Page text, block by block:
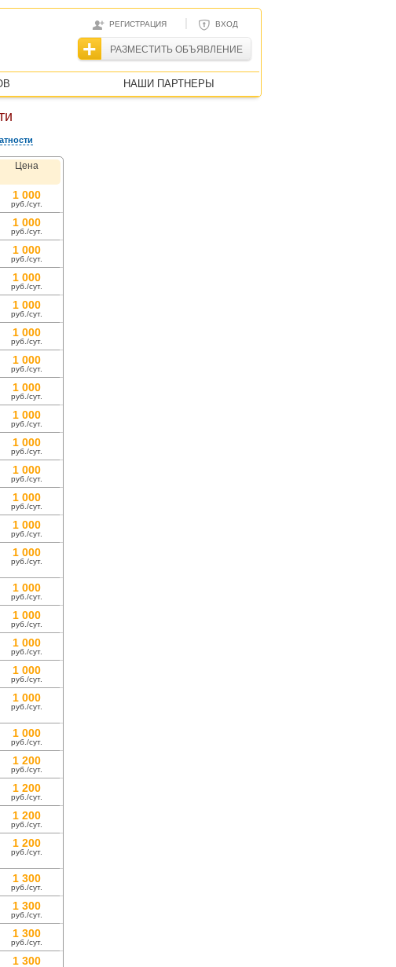
РЕГИСТРАЦИЯ | ВХОД
РАЗМЕСТИТЬ ОБЪЯВЛЕНИЕ
НАШИ ПАРТНЕРЫ
Цена
1 000
руб./сут.
1 000
руб./сут.
1 000
руб./сут.
1 000
руб./сут.
1 000
руб./сут.
1 000
руб./сут.
1 000
руб./сут.
1 000
руб./сут.
1 000
руб./сут.
1 000
руб./сут.
1 000
руб./сут.
1 000
руб./сут.
1 000
руб./сут.
1 000
руб./сут.
1 000
руб./сут.
1 000
руб./сут.
1 000
руб./сут.
1 000
руб./сут.
1 000
руб./сут.
1 000
руб./сут.
1 200
руб./сут.
1 200
руб./сут.
1 200
руб./сут.
1 200
руб./сут.
1 300
руб./сут.
1 300
руб./сут.
1 300
руб./сут.
1 300